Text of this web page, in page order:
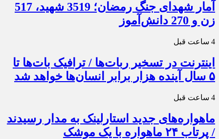
آمار شهدای جنگ رمضان؛ 3519 شهید، 517
زن و 270 دانش‌آموز
4 ساعت قبل
اینترنت در تسخیر ربات‌ها / ترافیک بات‌ها تا
۵ سال آینده هزار برابر انسان‌ها خواهد شد
4 ساعت قبل
ماهواره‌های جدید استارلینک به مدار رسیدند
/ پرتاب ۲۴ ماهواره با یک موشک